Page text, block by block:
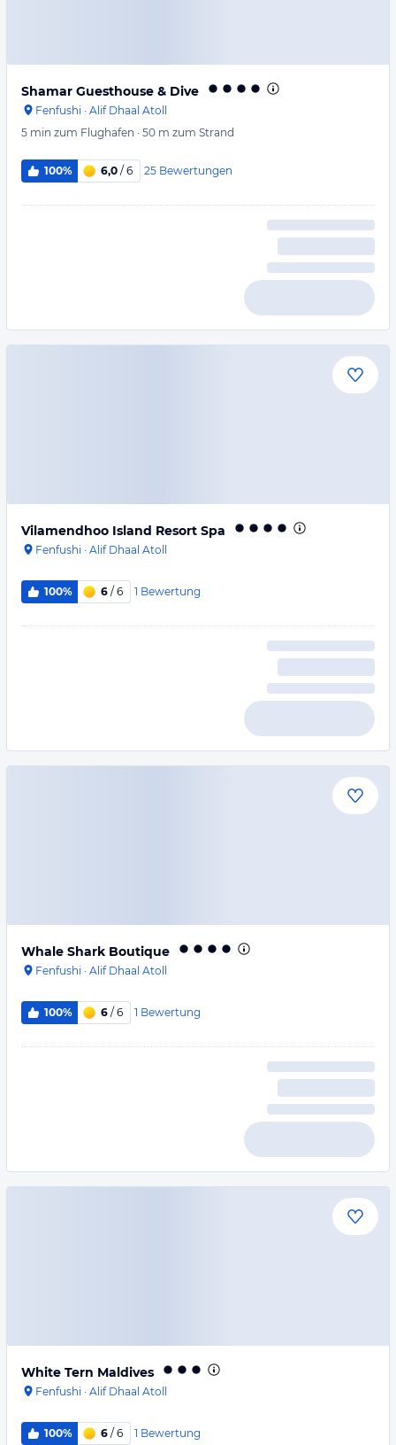
Shamar Guesthouse & Dive
Fenfushi · Alif Dhaal Atoll
5 min zum Flughafen · 50 m zum Strand
100% 6,0 / 6 25 Bewertungen
Vilamendhoo Island Resort Spa
Fenfushi · Alif Dhaal Atoll
100% 6 / 6 1 Bewertung
Whale Shark Boutique
Fenfushi · Alif Dhaal Atoll
100% 6 / 6 1 Bewertung
White Tern Maldives
Fenfushi · Alif Dhaal Atoll
100% 6 / 6 1 Bewertung